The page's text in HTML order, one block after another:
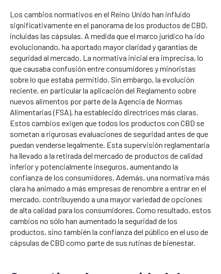
Los cambios normativos en el Reino Unido han influido
significativamente en el panorama de los productos de CBD,
incluidas las cápsulas. A medida que el marco jurídico ha ido
evolucionando, ha aportado mayor claridad y garantías de
seguridad al mercado. La normativa inicial era imprecisa, lo
que causaba confusión entre consumidores y minoristas
sobre lo que estaba permitido. Sin embargo, la evolución
reciente, en particular la aplicación del Reglamento sobre
nuevos alimentos por parte de la Agencia de Normas
Alimentarias (FSA), ha establecido directrices más claras.
Estos cambios exigen que todos los productos con CBD se
sometan a rigurosas evaluaciones de seguridad antes de que
puedan venderse legalmente. Esta supervisión reglamentaria
ha llevado a la retirada del mercado de productos de calidad
inferior y potencialmente inseguros, aumentando la
confianza de los consumidores. Además, una normativa más
clara ha animado a más empresas de renombre a entrar en el
mercado, contribuyendo a una mayor variedad de opciones
de alta calidad para los consumidores. Como resultado, estos
cambios no sólo han aumentado la seguridad de los
productos, sino también la confianza del público en el uso de
cápsulas de CBD como parte de sus rutinas de bienestar.